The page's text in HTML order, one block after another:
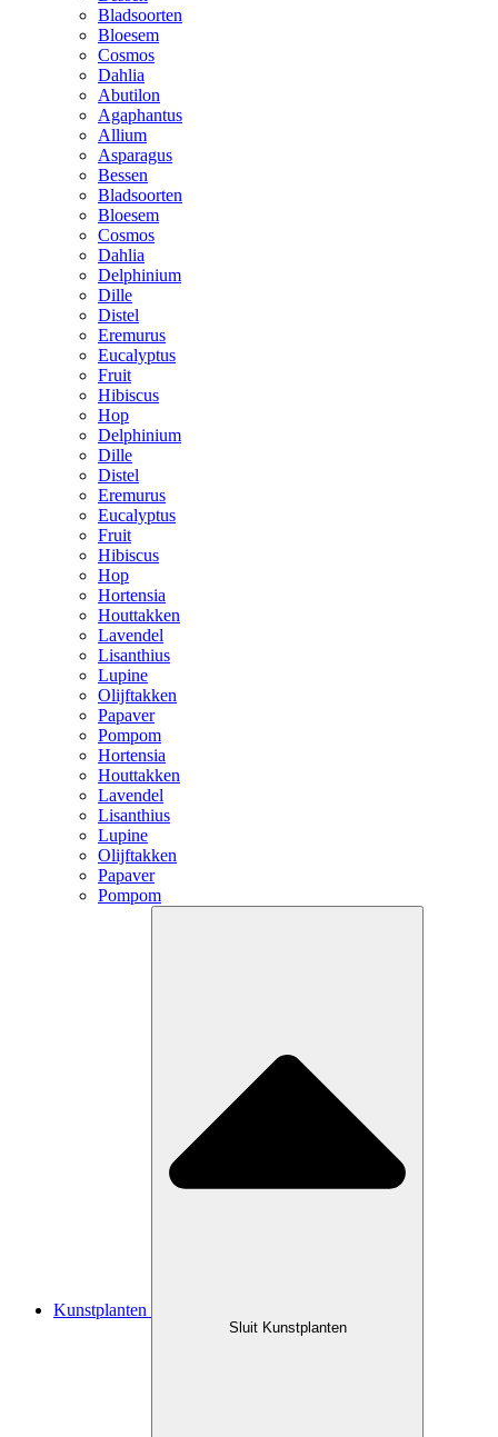
Bladsoorten
Bloesem
Cosmos
Dahlia
Abutilon
Agaphantus
Allium
Asparagus
Bessen
Bladsoorten
Bloesem
Cosmos
Dahlia
Delphinium
Dille
Distel
Eremurus
Eucalyptus
Fruit
Hibiscus
Hop
Delphinium
Dille
Distel
Eremurus
Eucalyptus
Fruit
Hibiscus
Hop
Hortensia
Houttakken
Lavendel
Lisanthius
Lupine
Olijftakken
Papaver
Pompom
Hortensia
Houttakken
Lavendel
Lisanthius
Lupine
Olijftakken
Papaver
Pompom
Kunstplanten
Sluit Kunstplanten